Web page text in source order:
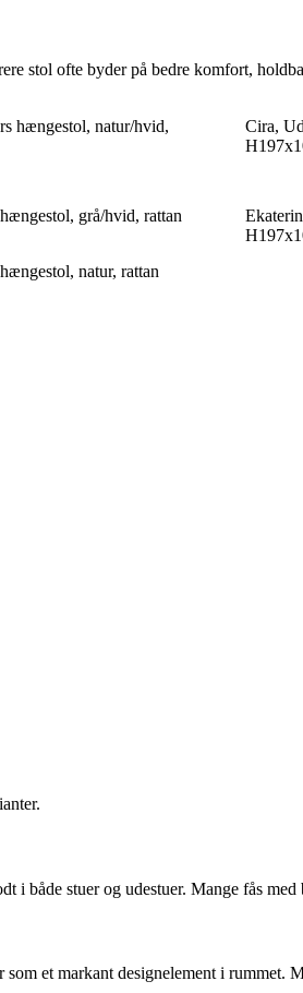
stol ofte byder på bedre komfort,
hængestol, natur/hvid,
Cira,
grå/hvid, rattan
natur, rattan
i både stuer og udestuer. Mange fås
et markant designelement i rummet.